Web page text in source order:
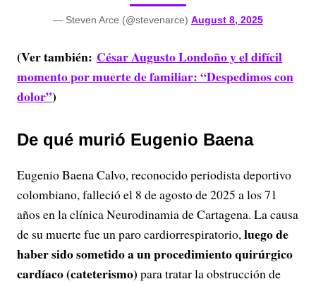
— Steven Arce (@stevenarce) August 8, 2025
(Ver también: César Augusto Londoño y el difícil
momento por muerte de familiar: “Despedimos con
dolor”)
De qué murió Eugenio Baena
Eugenio Baena Calvo, reconocido periodista deportivo
colombiano, falleció el 8 de agosto de 2025 a los 71
años en la clínica Neurodinamia de Cartagena. La causa
de su muerte fue un paro cardiorrespiratorio,luego de
haber sido sometido a un procedimiento quirúrgico
cardíaco (cateterismo) para tratar la obstrucción de